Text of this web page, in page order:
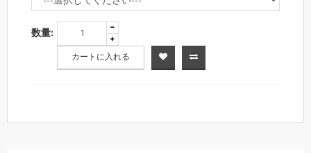
数量:
カートに入れる